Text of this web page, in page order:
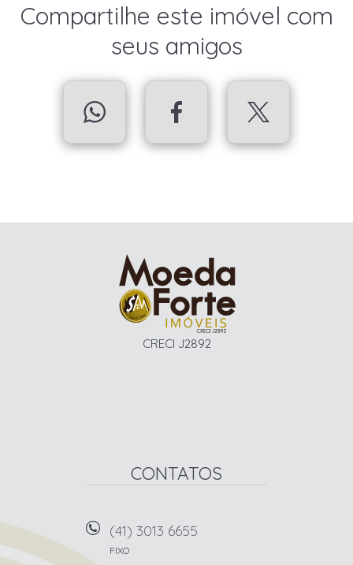
Compartilhe este imóvel com
seus amigos
CRECI J2892
CONTATOS
(41) 3013 6655
FIXO